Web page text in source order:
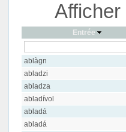
Entrée
ablàgn
abladzi
abladza
abladívol
abladá
abladá